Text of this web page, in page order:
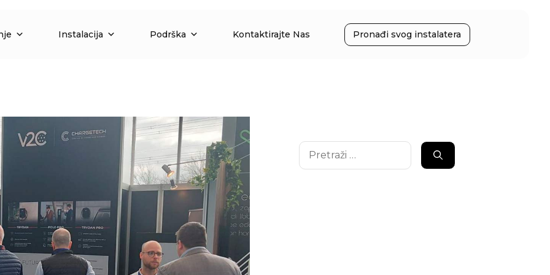
Instalacija Podrška Kontaktirajte Nas Pronađi svog instalatera
Pretraži: